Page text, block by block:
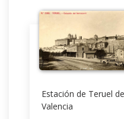
Estación de Teruel
Valencia